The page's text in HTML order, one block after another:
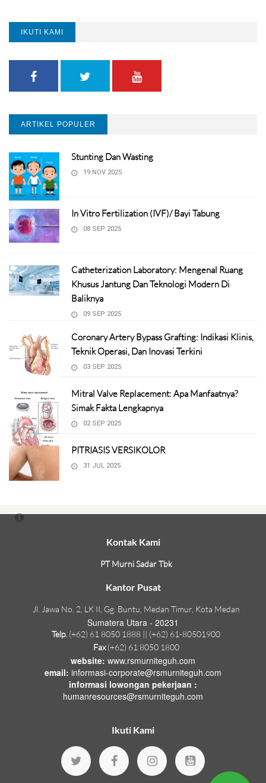
IKUTI KAMI
ARTIKEL POPULER
Stunting Dan Wasting
19 NOV 2025
In Vitro Fertilization (IVF)/ Bayi Tabung
08 SEP 2025
Catheterization Laboratory: Mengenal Ruang
Khusus Jantung Dan Teknologi Modern Di
Baliknya
09 SEP 2025
Coronary Artery Bypass Grafting: Indikasi Klinis,
Teknik Operasi, Dan Inovasi Terkini
03 SEP 2025
Mitral Valve Replacement: Apa Manfaatnya?
Simak Fakta Lengkapnya
02 SEP 2025
PITRIASIS VERSIKOLOR
31 JUL 2025
Kontak Kami
PT Murni Sadar Tbk
Kantor Pusat
Jl. Jawa No. 2, LK II, Gg. Buntu, Medan Timur, Kota Medan
Sumatera Utara - 20231
Telp. (+62) 61 8050 1888 || (+62) 61-80501900
Fax(+62) 61 8050 1800
website: www.rsmurniteguh.com
email: informasi-corporate@rsmurniteguh.com
informasi lowongan pekerjaan :
humanresources@rsmurniteguh.com
Ikuti Kami